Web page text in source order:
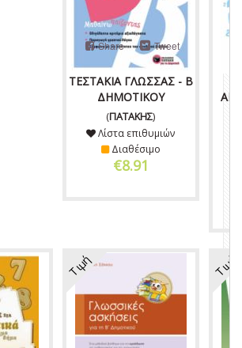
ΤΕΣΤΑΚΙΑ ΓΛΩΣΣΑΣ - Β΄
ΔΗΜΟΤΙΚΟΥ
(ΠΑΤΑΚΗΣ)
Share Tweet
Λίστα επιθυμιών
Διαθέσιμο
€8.91
Τιμή Τιμή